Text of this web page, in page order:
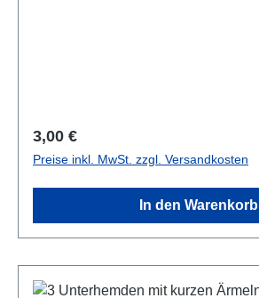
Regulärer Preis:
3,00 €
Preise inkl. MwSt. zzgl. Versandkosten
In den Warenkorb